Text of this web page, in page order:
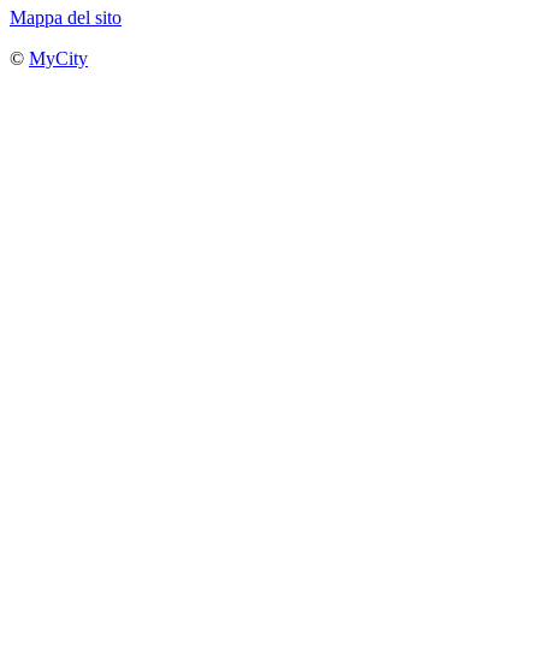
Mappa del sito
© MyCity